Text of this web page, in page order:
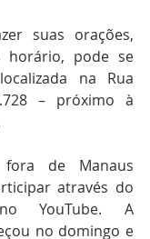
suas orações,
horário, pode se
na Rua
– próximo à
de Manaus
através do
YouTube. A
no domingo e